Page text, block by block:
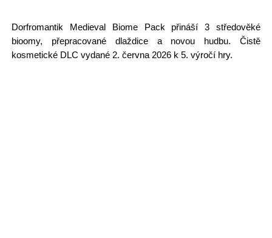
Dorfromantik Medieval Biome Pack přináší 3 středověké
bioomy, přepracované dlaždice a novou hudbu. Čistě
kosmetické DLC vydané 2. června 2026 k 5. výročí hry.